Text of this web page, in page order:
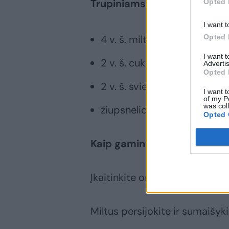
I want
Opted
I want
Opted
I want
of my
was
Opted
Trupiniams reikės:
4 v. š. miltų
2 v. š. cukraus
2 v. š. sviesto
žiupsnelio druskos
Kaip gaminti
Įkaitinkite orkaitę iki 180
Miltus persijokite ir